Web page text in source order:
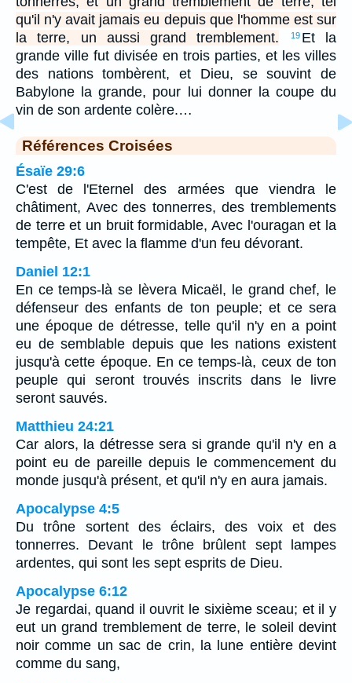
qu'il n'y avait jamais eu depuis que l'homme est sur
la terre, un aussi grand tremblement.
19 Et la
grande ville fut divisée en trois parties, et les villes
des nations tombèrent, et Dieu, se souvint de
Babylone la grande, pour lui donner la coupe du
vin de son ardente colère.…
Références Croisées
Ésaïe 29:6
C'est de l'Eternel des armées que viendra le
châtiment, Avec des tonnerres, des tremblements
de terre et un bruit formidable, Avec l'ouragan et la
tempête, Et avec la flamme d'un feu dévorant.
Daniel 12:1
En ce temps-là se lèvera Micaël, le grand chef, le
défenseur des enfants de ton peuple; et ce sera
une époque de détresse, telle qu'il n'y en a point
eu de semblable depuis que les nations existent
jusqu'à cette époque. En ce temps-là, ceux de ton
peuple qui seront trouvés inscrits dans le livre
seront sauvés.
Matthieu 24:21
Car alors, la détresse sera si grande qu'il n'y en a
point eu de pareille depuis le commencement du
monde jusqu'à présent, et qu'il n'y en aura jamais.
Apocalypse 4:5
Du trône sortent des éclairs, des voix et des
tonnerres. Devant le trône brûlent sept lampes
ardentes, qui sont les sept esprits de Dieu.
Apocalypse 6:12
Je regardai, quand il ouvrit le sixième sceau; et il y
eut un grand tremblement de terre, le soleil devint
noir comme un sac de crin, la lune entière devint
comme du sang,